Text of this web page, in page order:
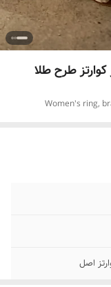
طرح طلا
Women's ring,
اصل